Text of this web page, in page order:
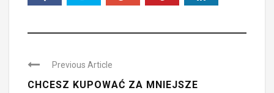
Previous Article
CHCESZ KUPOWAĆ ZA MNIEJSZE